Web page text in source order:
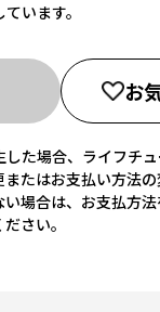
います。
お
た場合、ライフチ
たはお支払い方法
場合は、お支払方
さい。